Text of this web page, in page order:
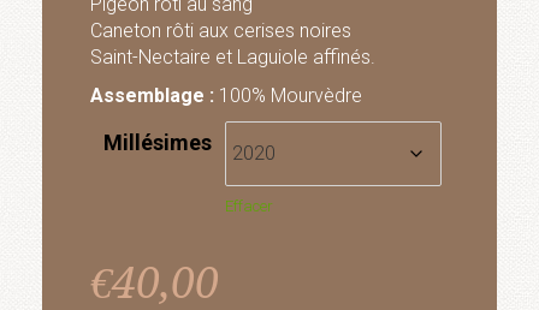
Caneton rôti aux cerises noires
Saint-Nectaire et Laguiole affinés.
Assemblage : 100% Mourvèdre
Millésimes
Effacer
€40,00